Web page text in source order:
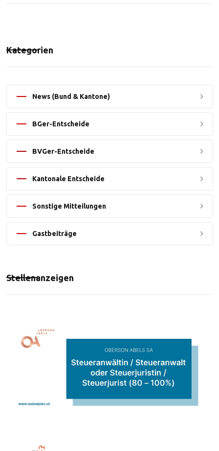
Kategorien
News (Bund & Kantone)
BGer-Entscheide
BVGer-Entscheide
Kantonale Entscheide
Sonstige Mitteilungen
Gastbeiträge
Stellenanzeigen